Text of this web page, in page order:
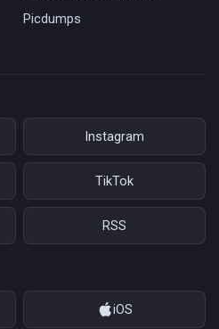
Picdumps
Instagram
TikTok
RSS
iOS